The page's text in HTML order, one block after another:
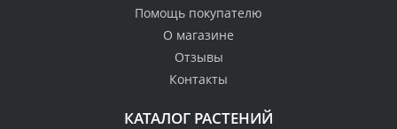
Помощь покупателю
О магазине
Отзывы
Контакты
КАТАЛОГ РАСТЕНИЙ